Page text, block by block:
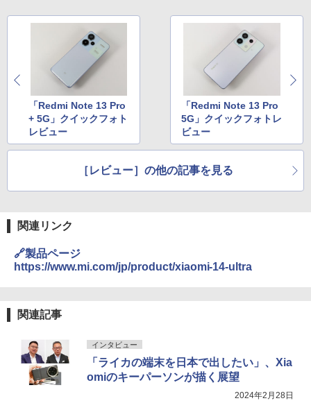
「Redmi Note 13 Pro
+ 5G」クイックフォト
レビュー
「Redmi Note 13 Pro
5G」クイックフォトレ
ビュー
［レビュー］の他の記事を見る
関連リンク
🔗製品ページ
https://www.mi.com/jp/product/xiaomi-14-ultra
関連記事
インタビュー
「ライカの端末を日本で出したい」、Xia
omiのキーパーソンが描く展望
2024年2月28日